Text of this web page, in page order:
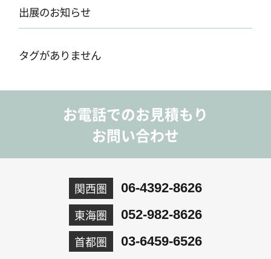
出展のお知らせ
タグがありません
お電話でのお見積もり
お問い合わせ
関西圏 06-4392-8626
東海圏 052-982-8626
首都圏 03-6459-6526